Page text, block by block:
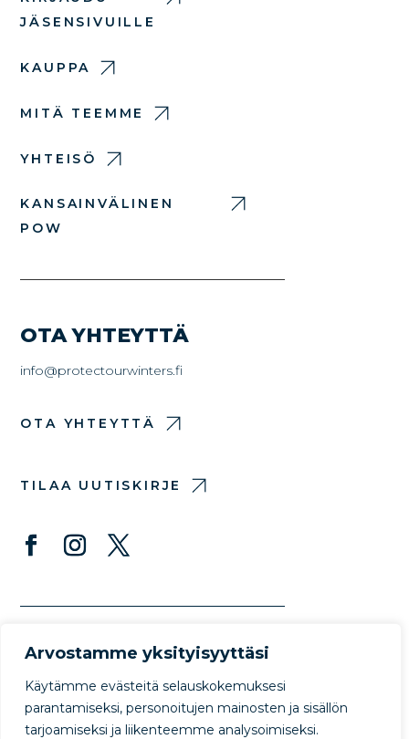
Arvostamme yksityisyyttäsi
Käytämme evästeitä selauskokemuksesi
parantamiseksi, personoitujen mainosten ja sisällön
tarjoamiseksi ja liikenteemme analysoimiseksi.
JÄSENSIVUILLE
KAUPPA
MITÄ TEEMME
YHTEISÖ
KANSAINVÄLINEN
POW
OTA YHTEYTTÄ
info@protectourwinters.fi
OTA YHTEYTTÄ
TILAA UUTISKIRJE